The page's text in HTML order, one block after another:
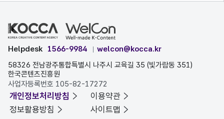
Helpdesk 1566-9984
welcon@kocca.kr
58326 전남광주통합특별시 나주시 교육길 35 (빛가람동 351)
한국콘텐츠진흥원
사업자등록번호 105-82-17272
개인정보처리방침
이용약관
정보활용방침
사이트맵